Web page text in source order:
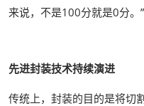
来说，不是100分就是0分。
先进封装技术持续演进
传统上，封装的目的是将切